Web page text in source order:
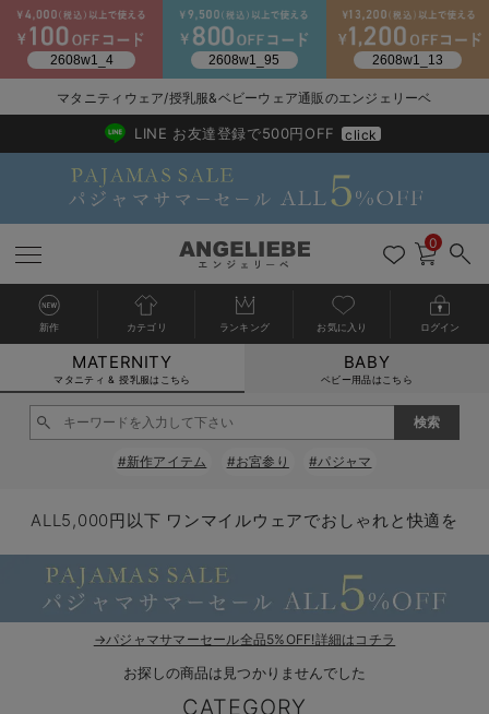
マタニティウェア全て
マタニティ ワンピース
マタニティ トップス
マタニティ アウター（コート）・ママコート
マタニティ 下着・インナー全て
授乳ブラ・マタニティブラ（マタニティインナー・産後用品）
マタニティ 授乳 キャミソール
産褥ショーツ
骨盤・マタニティベルト （妊娠中・産後）
授乳服全て
マタニティ フォーマル全て
マタニティ スーツ
マタニティ フォーマル パンツ・ボトムス
授乳用品全て
妊婦用 抱き枕・授乳クッション
マタニティレッグウェア全て
マタニティストッキング・タイツ
マタニティ ボディケア全て
アウトレット全て
【アウトレット】ワンピース
【アウトレット】パジャマ
【アウトレット】インナー
【アウトレット】ベビー
特集全て
コットン素材
再入荷全て
再入荷｜インナー
戻る
送料無料アイテム全て
ワンピース
スカート
パジャマ
インナー
戻る
ブラキャミ おまとめ
MAX55%OFF ブラックフ
戻る
【37周年祭セール】
【37周年祭セール】
戻る
気温差別オススメア
【15℃】3月下旬～
戻る
動きやすく着回しで
戻る
強撚スムース(コスパ
戻る
マタニティウェア
【おまとめ割】パジ
戻る
こだわりの履き心地
カジュアル
オフィス
戻る
ジャケット派
きれいめ美脚パンツ派
ツィード派
王道シンプル派
戻る
出産準備応援割全て
マタニティパジャマ
戻る
【オフィスカジュア
戻る
レギンスタイプ
戻る
【フォーマル】ワン
戻る
【ベビー】長袖
戻る
ハンカチ
短肌着
セット
戻る
快適ウェア10%OFF
快適ウェア10%OFF
戻る
春のマタニティワン
セットアップ・ レイ
ジャンパースカート/
ワーク・オフィス
カジュアル
戻る
Gift Selection 出産
〜3,000円（税込）
10,001円（税込）〜
女の子におススメの
男の子におススメの
戻る
冬の冷え対策インナ
薄くてあったか
保温&リカバリー
レギンス・タイツ
カップ付きインナー
戻る
入院準備の持ち物チ
入院してすぐ使うグ
戻る
冬のあったか特集全て
【冬のあったか特集
【冬のあったか特集
マタニティウェア/授乳服&ベビーウェア通販のエンジェリーベ
2026/NewArrival
送料495円(一部地域を除く) 7,700円以上で送料無料
LINE お友達登録で500円OFF click
0
新作 カテゴリ ランキング お気に入り ログイン
MATERNITY
マタニティ & 授乳服はこちら
BABY
ベビー用品はこちら
#新作アイテム #お宮参り #パジャマ
ALL5,000円以下 ワンマイルウェアでおしゃれと快適を
→パジャマサマーセール全品5%OFF!詳細はコチラ
お探しの商品は見つかりませんでした
CATEGORY
カートに入れる
閉じる